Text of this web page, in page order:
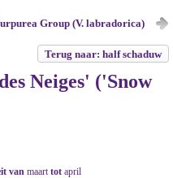
Group (V. labradorica)
Terug naar: half schaduw
Neiges' ('Snow
van maarttot april